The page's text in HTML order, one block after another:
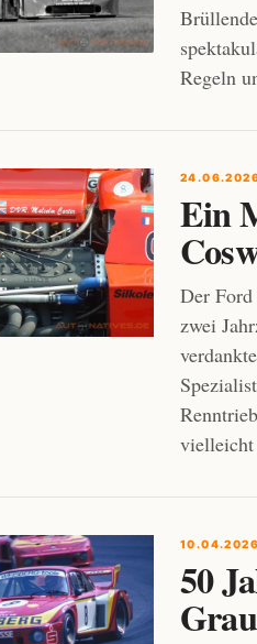
Regeln
Ein
Der
zwei
vielleicht
10.04.2026
50